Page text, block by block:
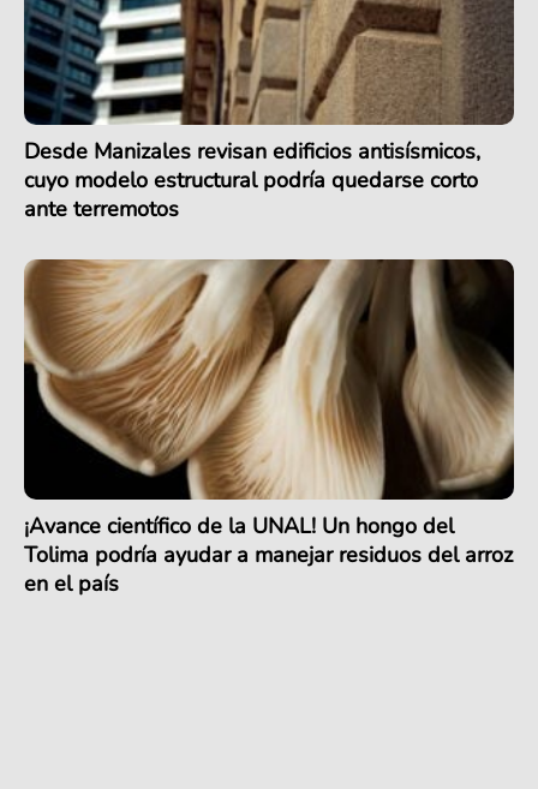
Desde Manizales revisan edificios antisísmicos,
cuyo modelo estructural podría quedarse corto
ante terremotos
¡Avance científico de la UNAL! Un hongo del
Tolima podría ayudar a manejar residuos del arroz
en el país